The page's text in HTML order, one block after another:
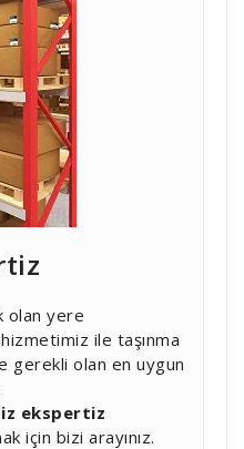
olan yere
ile taşınma
gerekli olan en uygun
ekspertiz
için bizi arayınız.